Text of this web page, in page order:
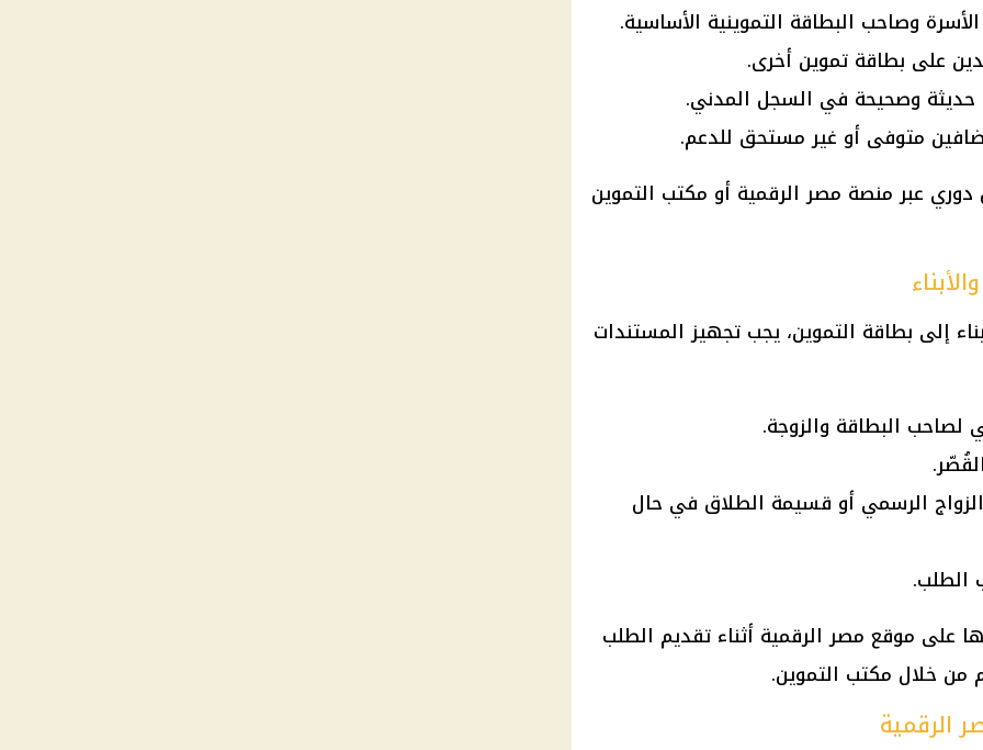
وصاحب البطاقة التموينية الأساسية.
على بطاقة تموين أخرى.
حديثة وصحيحة في السجل المدني.
متوفى أو غير مستحق للدعم.
دوري عبرمنصة مصر الرقمية أو مكتب التموين
إلى بطاقة التموين، يجب تجهيز المستندات
البطاقة والزوجة.
الزواج الرسمي أو قسيمة الطلاق في حال
الطلب.
على موقع مصر الرقمية أثناء تقديم الطلب
من خلال مكتب التموين.
الرقمية